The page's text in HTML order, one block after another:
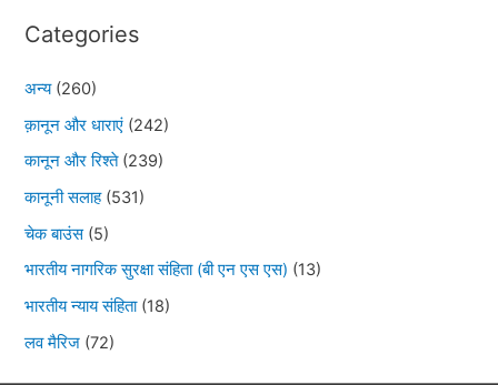
Categories
अन्य(260)
क़ानून और धाराएं (242)
कानून और रिश्ते(239)
कानूनी सलाह(531)
चेक बाउंस(5)
भारतीय नागरिक सुरक्षा संहिता (बी एन एस एस) (13)
भारतीय न्याय संहिता(18)
लव मैरिज (72)